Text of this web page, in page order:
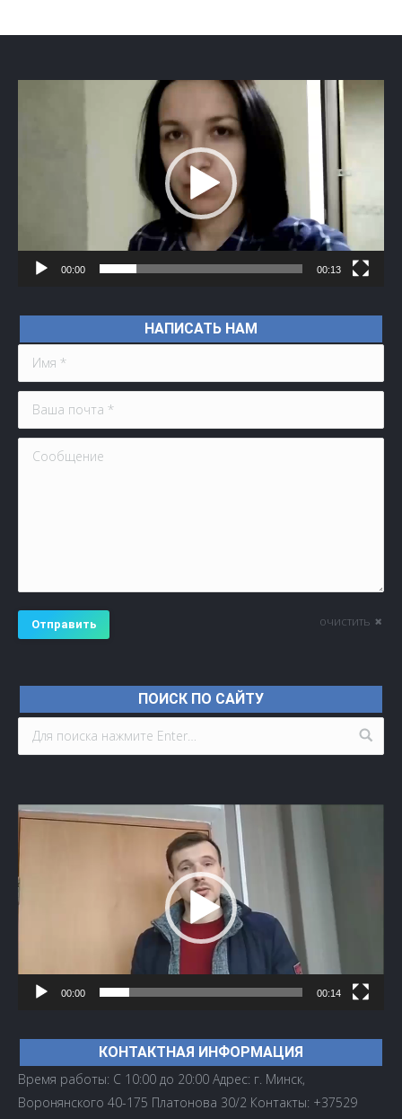
00:00 00:13
НАПИСАТЬ НАМ
Имя *
Ваша почта *
Сообщение
Отправить очистить
ПОИСК ПО САЙТУ
Видеоплеер
00:00 00:14
КОНТАКТНАЯ ИНФОРМАЦИЯ
Время работы: С 10:00 до 20:00 Адрес: г. Минск,
Воронянского 40-175 Платонова 30/2 Контакты: +37529